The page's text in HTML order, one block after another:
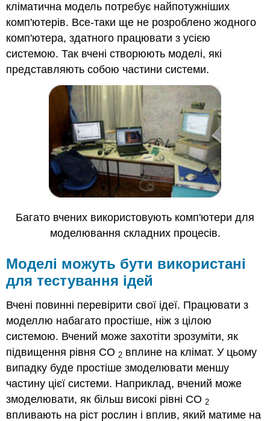
кліматична модель потребує найпотужніших
комп'ютерів. Все-таки ще не розроблено жодного
комп'ютера, здатного працювати з усією
системою. Так вчені створюють моделі, які
представляють собою частини системи.
Багато вчених використовують комп'ютери для
моделювання складних процесів.
Моделі можуть бути використані
для тестування ідей
Вчені повинні перевірити свої ідеї. Працювати з
моделлю набагато простіше, ніж з цілою
системою. Вчений може захотіти зрозуміти, як
підвищення рівня CO 2 вплине на клімат. У цьому
випадку буде простіше змоделювати меншу
частину цієї системи. Наприклад, вчений може
змоделювати, як більш високі рівні CO 2
впливають на ріст рослин і вплив, який матиме на